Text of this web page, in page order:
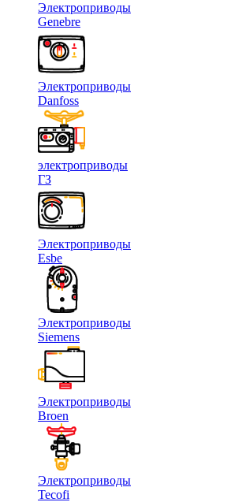
Электроприводы
Genebre
Электроприводы
Danfoss
электроприводы
ГЗ
Электроприводы
Esbe
Электроприводы
Siemens
Электроприводы
Broen
Электроприводы
Tecofi